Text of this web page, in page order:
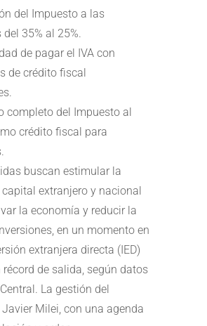
del Impuesto a las
35% al 25%.
de pagar el IVA con
de crédito fiscal
completo del Impuesto al
crédito fiscal para
buscan estimular la
extranjero y nacional
la economía y reducir la
en un momento en
extranjera directa (IED)
récord de salida, según datos
La gestión del
Milei, con una agenda